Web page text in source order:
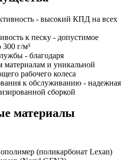
- высокий КПД на всех
к песку - допустимое
300 г/м³
- благодаря
материалам и уникальной
рабочего колеса
к обслуживанию - надежная
сборкой
материалы
(поликарбонат Lexan)